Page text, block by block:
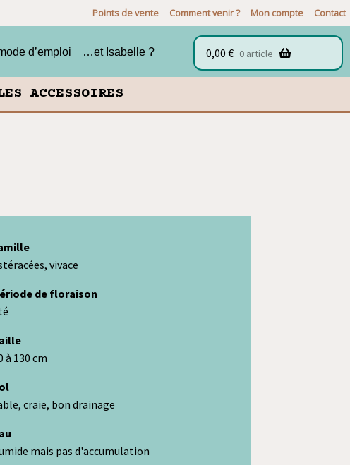
Points de vente Comment venir ? Mon compte Contact
d’emploi …et Isabelle ? 0,00 € 0 article
ACCESSOIRES
vivace
de floraison
à 130 cm
craie, bon drainage
mais pas d'accumulation